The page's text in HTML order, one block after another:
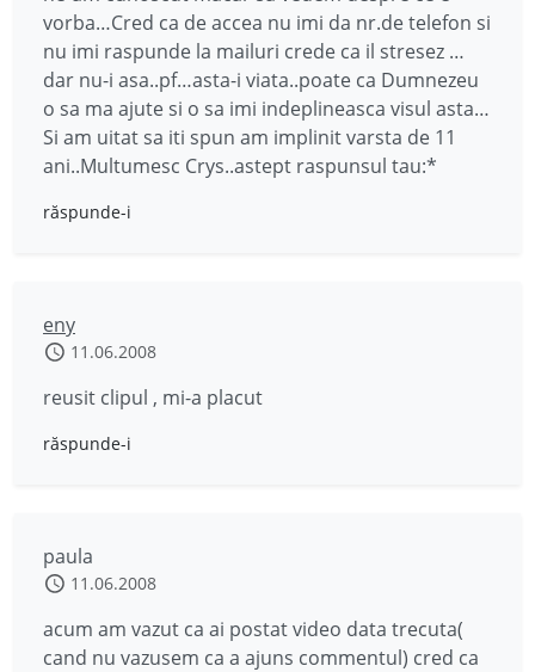
vorba…Cred ca de accea nu imi da nr.de telefon si
nu imi raspunde la mailuri crede ca il stresez …
dar nu-i asa..pf…asta-i viata..poate ca Dumnezeu
o sa ma ajute si o sa imi indeplineasca visul asta…
Si am uitat sa iti spun am implinit varsta de 11
ani..Multumesc Crys..astept raspunsul tau:*
răspunde-i
eny
11.06.2008
reusit clipul , mi-a placut
răspunde-i
paula
11.06.2008
acum am vazut ca ai postat video data trecuta(
cand nu vazusem ca a ajuns commentul) cred ca